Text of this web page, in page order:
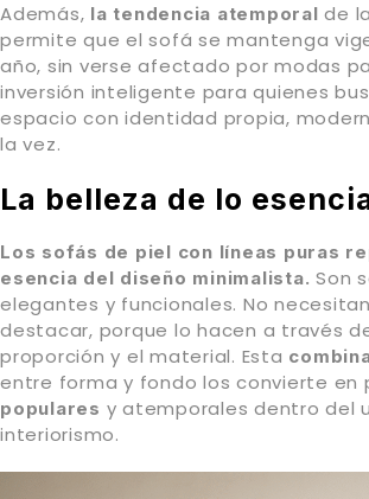
Además, la tendencia atemporal de
permite que el sofá se mantenga
año, sin verse afectado por modas
inversión inteligente para quienes
espacio con identidad propia,
la vez.
La belleza de lo
Los sofás de piel con líneas puras
esencia del diseño minimalista. Son
elegantes y funcionales. No
destacar, porque lo hacen a través
proporción y el material. Esta
entre forma y fondo los convierte en
populares y atemporales dentro del
interiorismo.